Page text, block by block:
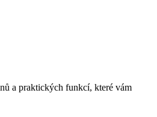
a praktických funkcí, které vám